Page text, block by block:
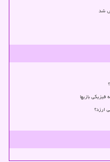
شد
بازیها